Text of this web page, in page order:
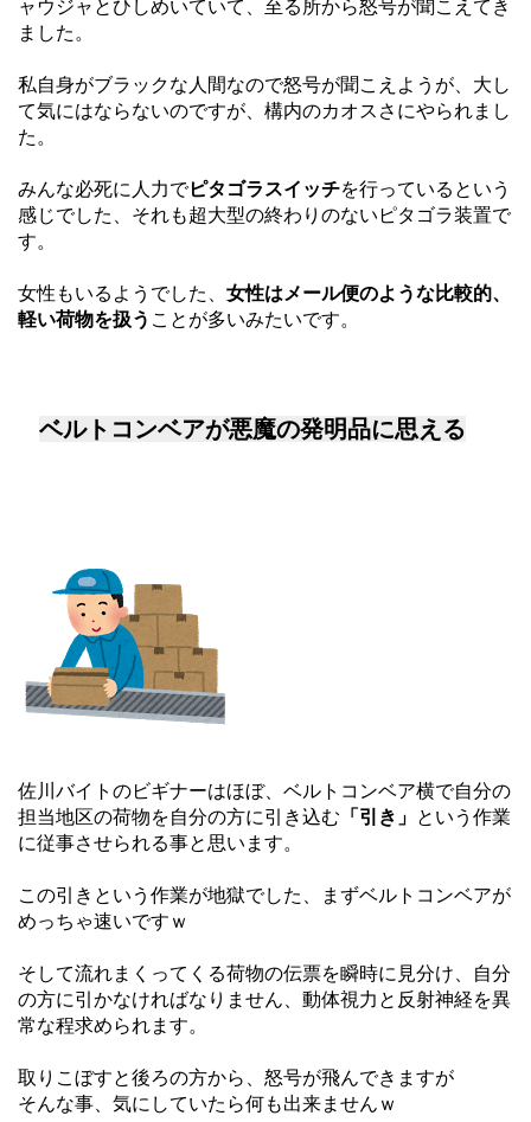
ャウジャとひしめいていて、至る所から怒号が聞こえてき
ました。
私自身がブラックな人間なので怒号が聞こえようが、大し
て気にはならないのですが、構内のカオスさにやられまし
た。
みんな必死に人力でピタゴラスイッチを行っているという
感じでした、それも超大型の終わりのないピタゴラ装置で
す。
女性もいるようでした、 女性はメール便のような比較的、
軽い荷物を扱う ことが多いみたいです。
ベルトコンベアが悪魔の発明品に思える
佐川バイトのビギナーはほぼ、ベルトコンベア横で自分の
担当地区の荷物を自分の方に引き込む 「引き」 という作業
に従事させられる事と思います。
この引きという作業が地獄でした、まずベルトコンベアが
めっちゃ速いですｗ
そして流れまくってくる荷物の伝票を瞬時に見分け、自分
の方に引かなければなりません、動体視力と反射神経を異
常な程求められます。
取りこぼすと後ろの方から、怒号が飛んできますが
そんな事、気にしていたら何も出来ませんｗ